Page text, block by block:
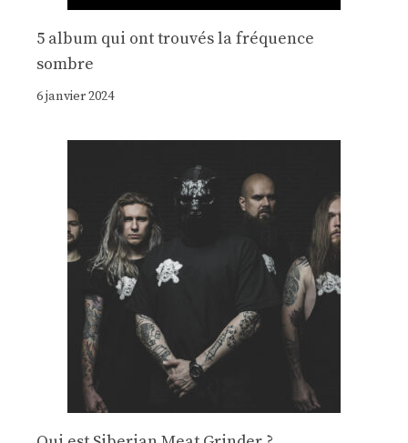
5 album qui ont trouvés la fréquence
sombre
6 janvier 2024